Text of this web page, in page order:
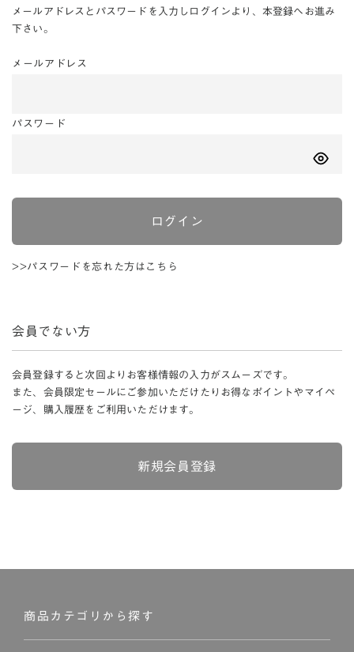
メールアドレスとパスワードを入力しログインより、本登録へお進み
下さい。
メールアドレス
パスワード
ログイン
>>パスワードを忘れた方はこちら
会員でない方
会員登録すると次回よりお客様情報の入力がスムーズです。
また、会員限定セールにご参加いただけたりお得なポイントやマイペ
ージ、購入履歴をご利用いただけます。
新規会員登録
商品カテゴリから探す